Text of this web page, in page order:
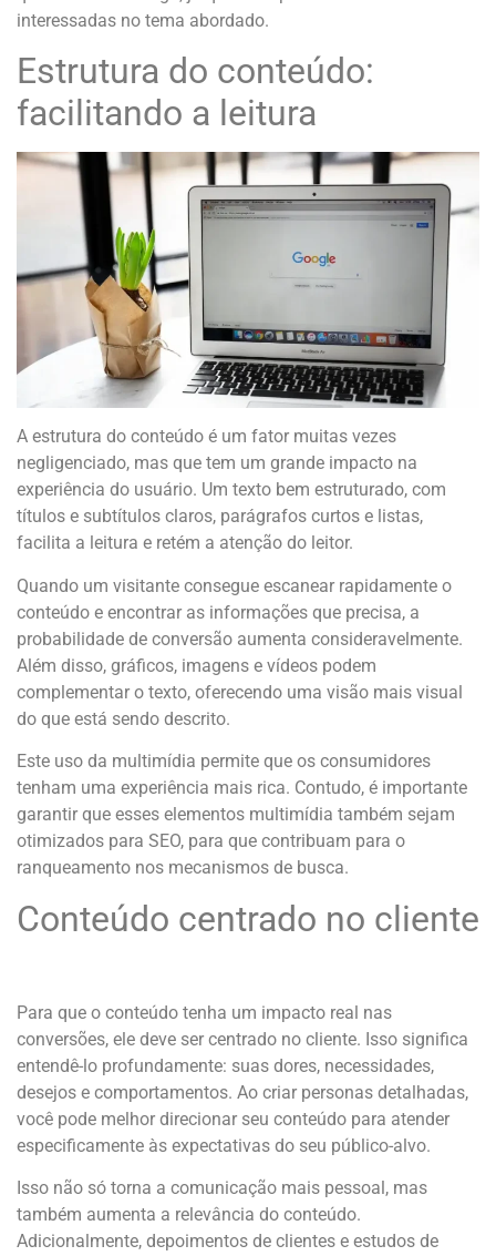
interessadas no tema abordado.
Estrutura do conteúdo:
facilitando a leitura
A estrutura do conteúdo é um fator muitas vezes
negligenciado, mas que tem um grande impacto na
experiência do usuário. Um texto bem estruturado, com
títulos e subtítulos claros, parágrafos curtos e listas,
facilita a leitura e retém a atenção do leitor.
Quando um visitante consegue escanear rapidamente o
conteúdo e encontrar as informações que precisa, a
probabilidade de conversão aumenta consideravelmente.
Além disso, gráficos, imagens e vídeos podem
complementar o texto, oferecendo uma visão mais visual
do que está sendo descrito.
Este uso da multimídia permite que os consumidores
tenham uma experiência mais rica. Contudo, é importante
garantir que esses elementos multimídia também sejam
otimizados para SEO, para que contribuam para o
ranqueamento nos mecanismos de busca.
Conteúdo centrado no cliente
Para que o conteúdo tenha um impacto real nas
conversões, ele deve ser centrado no cliente. Isso significa
entendê-lo profundamente: suas dores, necessidades,
desejos e comportamentos. Ao criar personas detalhadas,
você pode melhor direcionar seu conteúdo para atender
especificamente às expectativas do seu público-alvo.
Isso não só torna a comunicação mais pessoal, mas
também aumenta a relevância do conteúdo.
Adicionalmente, depoimentos de clientes e estudos de